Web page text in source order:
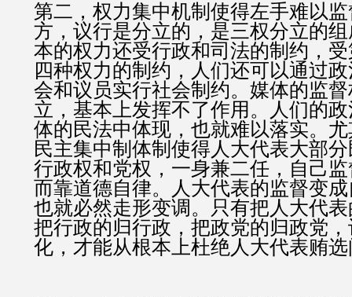
第二，权力集中机制使得左手难以
方，议行是分立的，是三权分立的
本的权力还受行政和司法的制约，
四种权力的制约，人们还可以通过
会和议员实行社会制约。媒体的监
立，基本上发挥不了作用。人们的
体的民法中体现，也就难以落实。
民主集中制体制使得人大代表大部
行政权和党权，一身兼二任，自己
而靠道德自律。人大代表的监督变
也就必然走形变调。只有把人大代
把行政的归行政，把政党的归政党
化，才能从根本上杜绝人大代表贿